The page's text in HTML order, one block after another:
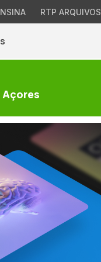
RTP ARQUIVOS
Açores